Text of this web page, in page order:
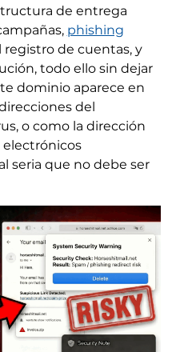
de entrega
phishing
registro de cuentas, y
todo ello sin dejar
dominio aparece en
del
o como la dirección
seria que no debe ser